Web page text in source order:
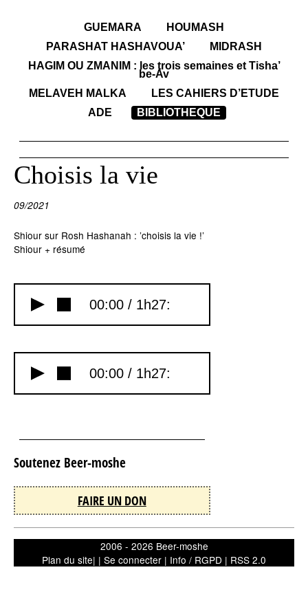
GUEMARA
HOUMASH
PARASHAT HASHAVOUA’
MIDRASH
HAGIM OU ZMANIM : les trois semaines et Tisha’
be-Av
MELAVEH MALKA
LES CAHIERS D’ETUDE
ADE
BIBLIOTHEQUE
Choisis la vie
09/2021
Shiour sur Rosh Hashanah : ’choisis la vie !’
Shiour + résumé
00:00 / 1h27:
00:00 / 1h27:
Soutenez Beer-moshe
FAIRE UN DON
2006 - 2026 Beer-moshe
Plan du site| | Se connecter | Info / RGPD | RSS 2.0